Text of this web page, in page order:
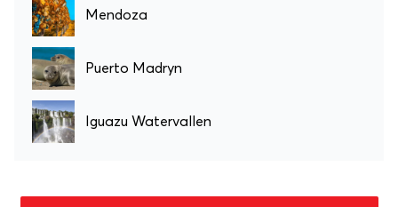
Mendoza
Puerto Madryn
Iguazu Watervallen